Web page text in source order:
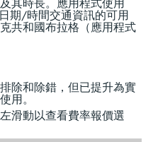
期/時間交通資訊的可用
共和國布拉格（應用程式
除和除錯，但已提升為實
用。
滑動以查看費率報價選